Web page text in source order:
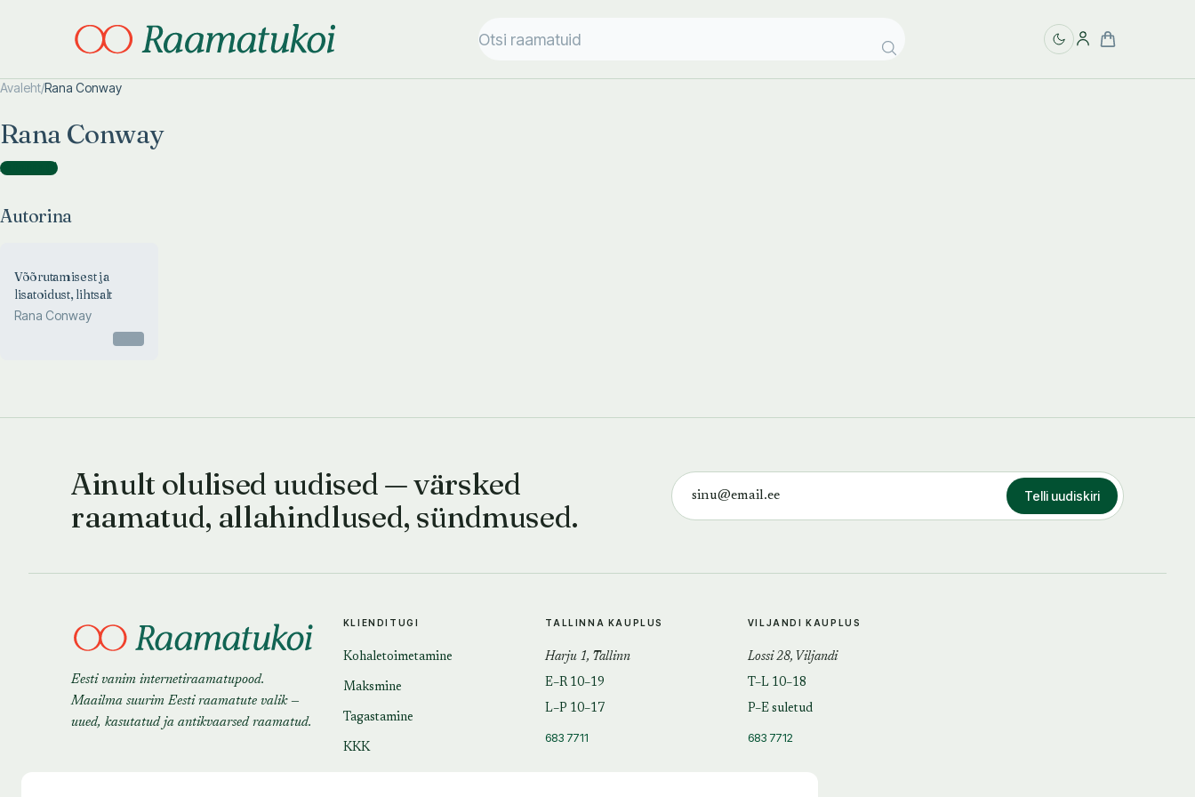
Avaleht/Rana Conway
Rana Conway
Autorina )
Autorina
Võõrutamisest ja
lisatoidust, lihtsalt
Rana Conway
Ainult olulised uudised — värsked
raamatud, allahindlused, sündmused.
Telli uudiskiri
Eesti vanim internetiraamatupood.
Maailma suurim Eesti raamatute valik —
uued, kasutatud ja antikvaarsed raamatud.
KLIENDITUGI
Kohaletoimetamine
Maksmine
Tagastamine
KKK
TALLINNA KAUPLUS
Harju 1, Tallinn
E–R 10–19
L–P 10–17
683 7711
VILJANDI KAUPLUS
Lossi 28, Viljandi
T–L 10–18
P–E suletud
683 7712